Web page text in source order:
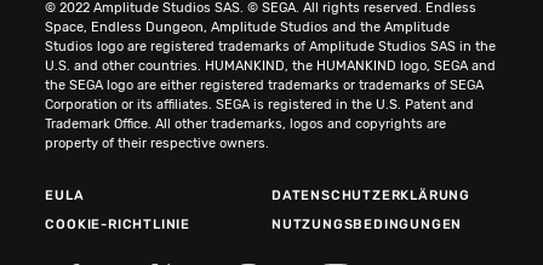
© 2022 Amplitude Studios SAS. © SEGA. All rights reserved. Endless
Space, Endless Dungeon, Amplitude Studios and the Amplitude
Studios logo are registered trademarks of Amplitude Studios SAS in the
U.S. and other countries. HUMANKIND, the HUMANKIND logo, SEGA and
the SEGA logo are either registered trademarks or trademarks of SEGA
Corporation or its affiliates. SEGA is registered in the U.S. Patent and
Trademark Office. All other trademarks, logos and copyrights are
property of their respective owners.
EULA
DATENSCHUTZERKLÄRUNG
COOKIE-RICHTLINIE
NUTZUNGSBEDINGUNGEN